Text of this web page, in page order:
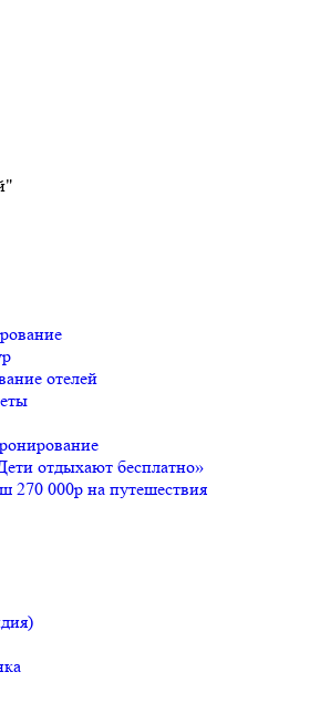
отелей
отдыхают бесплатно»
270 000р на путешествия